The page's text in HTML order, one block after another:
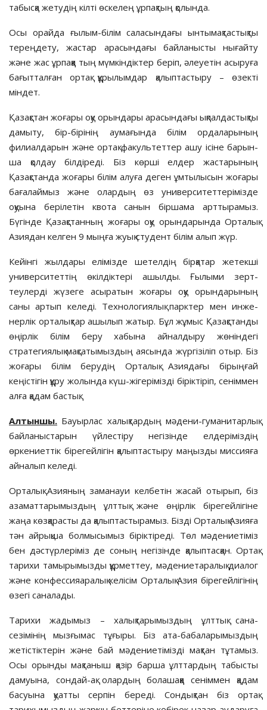
табысқа жету­дің кілті өскелең ұрпақтың қолында.
Осы орайда ғылым-білім саласын­дағы ынтымақтастықты
тереңдету, жас­тар арасындағы байланысты ны­ғайту
және жас ұрпаққа тың мүм­кін­діктер беріп, әлеуетін асыруға
бағыт­талған ортақ құрылымдар қалып­тастыру – өзекті
міндет.
Қазақстан жоғары оқу орындары арасындағы ықпалдастықты
дамыту, бір-бірінің аумағында білім ордаларының
филиалдарын және ортақ факультеттер ашу ісіне барын­
ша қолдау білдіреді. Біз көрші елдер жастарының
Қазақстанда жо­ғары білім алуға деген ұмтылысын жо­ғары
бағалаймыз және олардың өз университеттерімізде
оқуына бері­летін квота санын біршама арттырамыз.
Бүгінде Қазақстанның жоғары оқу орындарында Орталық
Азиядан келген 9 мыңға жуық студент білім алып жүр.
Кейінгі жылдары елімізде шетелдің бірқатар жетекші
университеттің өкілдіктері ашылды. Ғылыми зерт­
теулерді жүзеге асыратын жоғары оқу орындарының
саны артып келе­ді. Технологиялық парктер мен инже­
нерлік орталықтар ашылып жатыр. Бұл жұмыс Қазақстанды
өңірлік білім беру хабына айналдыру жөнін­дегі
стратегиялық мақсатымыздың аясында жүргізіліп отыр. Біз
жоғары білім берудің Орталық Азиядағы бірыңғай
кеңістігін құру жолында күш-жігерімізді біріктіріп, сеніммен
алға қадам бастық.
Алтыншы. Бауырлас халық­тар­дың мәдени-гуманитарлық
байла­ныс­тарын үйлестіру негізінде елде­ріміздің
өркениеттік бірегейлігін қалыптастыру маңызды миссияға
айналып келеді.
Орталық Азияның заманауи кел­бетін жасай отырып, біз
азамат­та­рымыздың ұлттық және өңірлік бі­ре­г­ейлігіне
жаңа көзқарасты да қалып­тастырамыз. Бізді Орталық Азия­ға
тән айрықша болмысымыз бірік­тіреді. Төл мәдениетіміз
бен дәс­түр­леріміз де соның негізінде қалып­тасқан. Ортақ
тарихи тамырымызды құр­меттеу, мәдениетаралық диалог
және конфессияаралық келісім Орталық Азия бірегейлігінің
өзегі саналады.
Тарихи жадымыз – халықтары­мыздың ұлттық сана-
сезімінің мыз­ғы­мас тұғыры. Біз ата-бабалары­­мыз­дың
жетістіктерін және бай мәде­ниетімізді мақтан тұтамыз.
Осы орын­ды мақтаныш қазір барша ұлт­тар­­дың табысты
дамуына, сондай-ақ олар­дың болашаққа сеніммен қадам
басуына қуатты серпін береді. Сон­дық­тан біз ортақ